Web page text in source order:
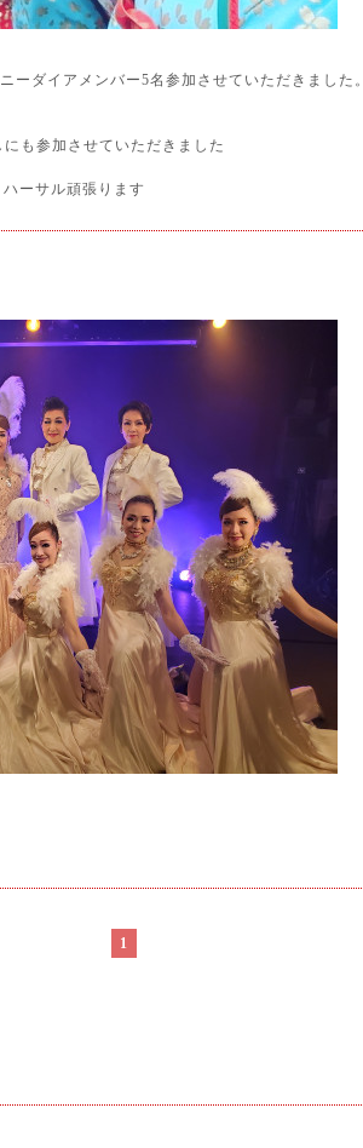
ダイアメンバー5名参加させていただきました。
も参加させていただきました
ーサル頑張ります
1